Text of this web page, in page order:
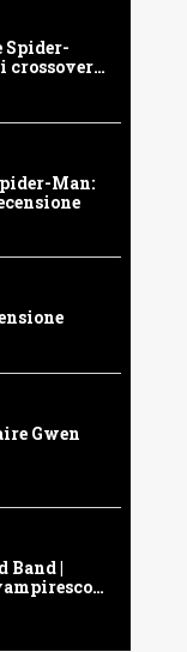
Spider-
crossover
Man:
Gwen
Band |